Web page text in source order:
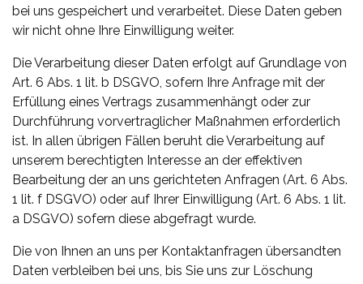
bei uns gespeichert und verarbeitet. Diese Daten geben
wir nicht ohne Ihre Einwilligung weiter.
Die Verarbeitung dieser Daten erfolgt auf Grundlage von
Art. 6 Abs. 1 lit. b DSGVO, sofern Ihre Anfrage mit der
Erfüllung eines Vertrags zusammenhängt oder zur
Durchführung vorvertraglicher Maßnahmen erforderlich
ist. In allen übrigen Fällen beruht die Verarbeitung auf
unserem berechtigten Interesse an der effektiven
Bearbeitung der an uns gerichteten Anfragen (Art. 6 Abs.
1 lit. f DSGVO) oder auf Ihrer Einwilligung (Art. 6 Abs. 1 lit.
a DSGVO) sofern diese abgefragt wurde.
Die von Ihnen an uns per Kontaktanfragen übersandten
Daten verbleiben bei uns, bis Sie uns zur Löschung